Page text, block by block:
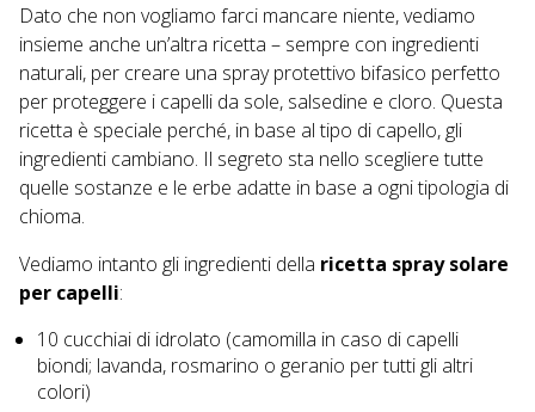
Dato che non vogliamo farci mancare niente, vediamo
insieme anche un’altra ricetta – sempre con ingredienti
naturali, per creare una spray protettivo bifasico perfetto
per proteggere i capelli da sole, salsedine e cloro. Questa
ricetta è speciale perché, in base al tipo di capello, gli
ingredienti cambiano. Il segreto sta nello scegliere tutte
quelle sostanze e le erbe adatte in base a ogni tipologia di
chioma.
Vediamo intanto gli ingredienti della ricetta spray solare
per capelli:
10 cucchiai di idrolato (camomilla in caso di capelli
biondi; lavanda, rosmarino o geranio per tutti gli altri
colori)